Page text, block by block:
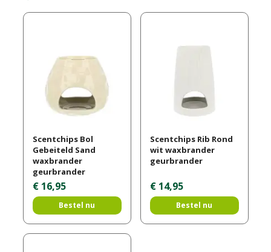
Scentchips Bol
Gebeiteld Sand
waxbrander
geurbrander
€ 16,95
Bestel nu
Scentchips Rib Rond
wit waxbrander
geurbrander
€ 14,95
Bestel nu